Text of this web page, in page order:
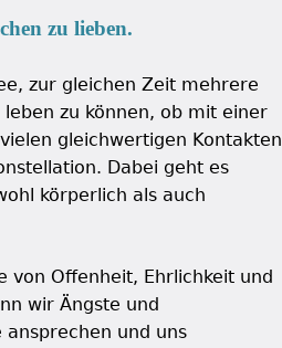
zu lieben.
zur gleichen Zeit mehrere
zu können, ob mit einer
gleichwertigen Kontakten
Dabei geht es
körperlich als auch
von Offenheit, Ehrlichkeit und
wir Ängste und
und uns